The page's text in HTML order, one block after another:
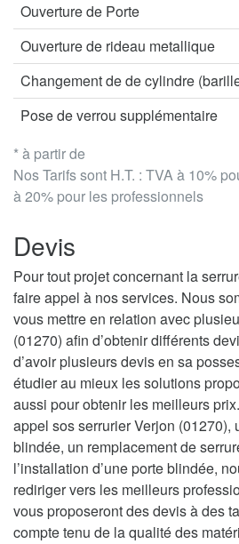
* à partir de
Nos Tarifs sont H.T. : TVA à 10%
à 20% pour les professionnels
Ouverture de Porte
Ouverture de rideau metallique
Changement de de cylindre
Pose de verrou supplémentaire
Devis
Pour tout projet concernant la
faire appel à nos services. Nous
vous mettre en relation avec
(01270) afin d’obtenir différents
d’avoir plusieurs devis en sa
étudier au mieux les solutions
aussi pour obtenir les meilleurs
appel sos serrurier Verjon (01270),
blindée, un remplacement de
l’installation d’une porte blindée,
rediriger vers les meilleurs
vous proposeront des devis à des
compte tenu de la qualité des